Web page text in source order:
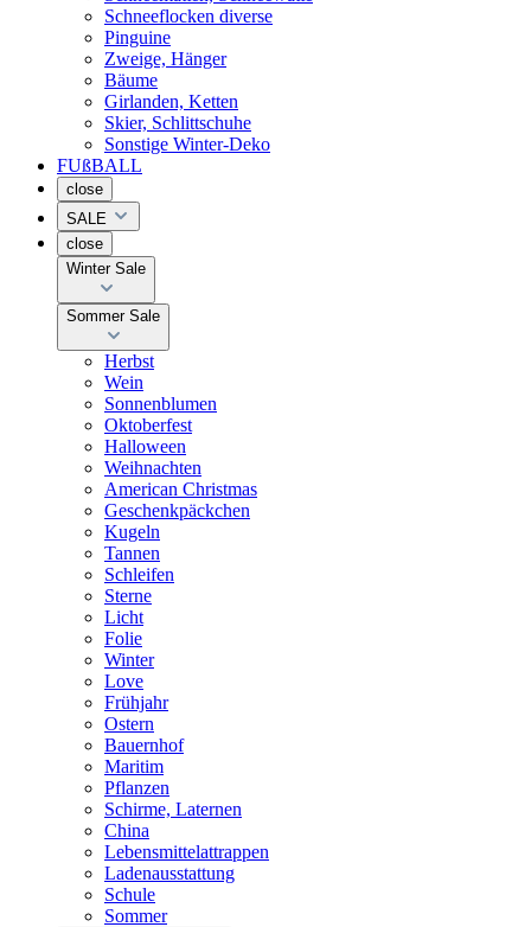
Schneeflocken diverse
Pinguine
Zweige, Hänger
Bäume
Girlanden, Ketten
Skier, Schlittschuhe
Sonstige Winter-Deko
FUßBALL
close
SALE
close
Winter Sale
Sommer Sale
Herbst
Wein
Sonnenblumen
Oktoberfest
Halloween
Weihnachten
American Christmas
Geschenkpäckchen
Kugeln
Tannen
Schleifen
Sterne
Licht
Folie
Winter
Love
Frühjahr
Ostern
Bauernhof
Maritim
Pflanzen
Schirme, Laternen
China
Lebensmittelattrappen
Ladenausstattung
Schule
Sommer